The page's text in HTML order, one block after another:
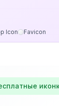
Icon Favicon